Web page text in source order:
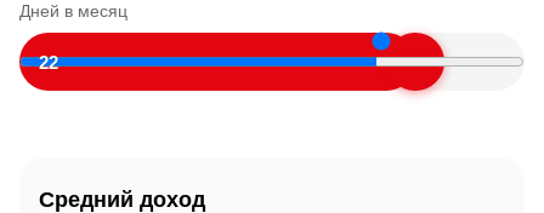
Дней в месяц
22
Средний доход